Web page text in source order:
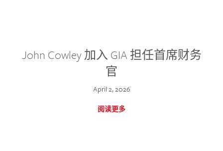
John Cowley 加入 GIA 担任首席财务
官
April 2, 2026
阅读更多